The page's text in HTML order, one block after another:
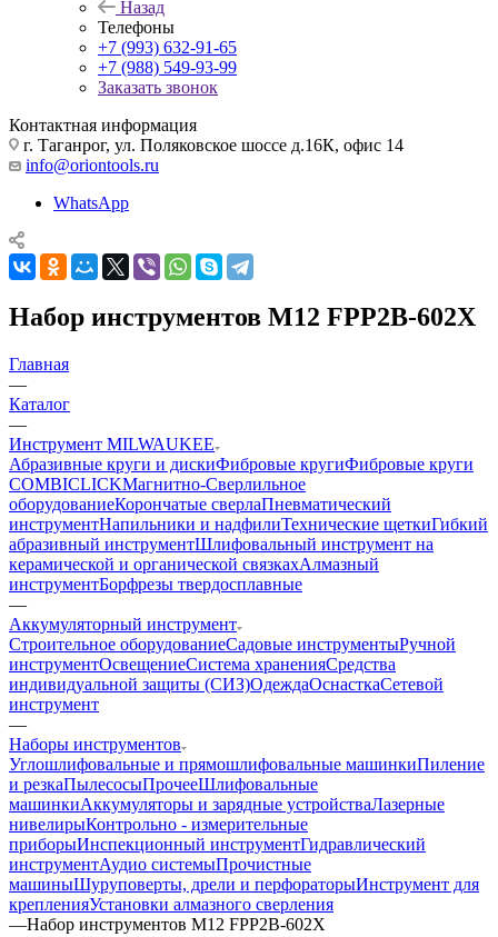
Назад
Телефоны
+7 (993) 632-91-65
+7 (988) 549-93-99
Заказать звонок
Контактная информация
г. Таганрог, ул. Поляковское шоссе д.16К, офис 14
info@oriontools.ru
WhatsApp
Набор инструментов M12 FPP2B-602X
Главная
—
Каталог
—
Инструмент MILWAUKEE
Абразивные круги и дискиФибровые кругиФибровые круги
COMBICLICKМагнитно-Сверлильное
оборудованиеКорончатые сверлаПневматический
инструментНапильники и надфилиТехнические щеткиГибкий
абразивный инструментШлифовальный инструмент на
керамической и органической связкахАлмазный
инструментБорфрезы твердосплавные
—
Аккумуляторный инструмент
Строительное оборудованиеСадовые инструментыРучной
инструментОсвещениеСистема храненияСредства
индивидуальной защиты (СИЗ)ОдеждаОснасткаСетевой
инструмент
—
Наборы инструментов
Углошлифовальные и прямошлифовальные машинкиПиление
и резкаПылесосыПрочееШлифовальные
машинкиАккумуляторы и зарядные устройстваЛазерные
нивелирыКонтрольно - измерительные
приборыИнспекционный инструментГидравлический
инструментАудио системыПрочистные
машиныШуруповерты, дрели и перфораторыИнструмент для
крепленияУстановки алмазного сверления
—Набор инструментов M12 FPP2B-602X